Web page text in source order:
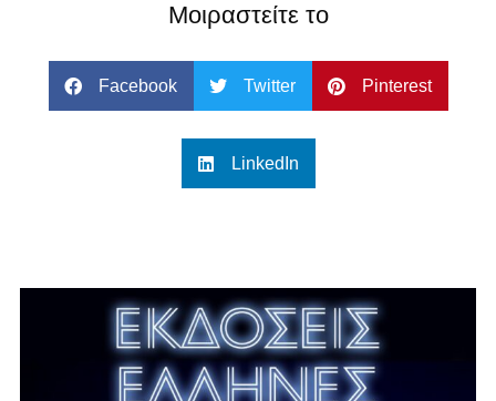
Μοιραστείτε το
Facebook Twitter Pinterest
LinkedIn